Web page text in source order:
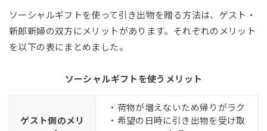
ソーシャルギフトを使って引き出物を贈る方法は、ゲスト・
新郎新婦の双方にメリットがあります。それぞれのメリット
を以下の表にまとめました。
ソーシャルギフトを使うメリット
ゲスト側のメリ
・荷物が増えないため帰りがラク
・希望の日時に引き出物を受け取